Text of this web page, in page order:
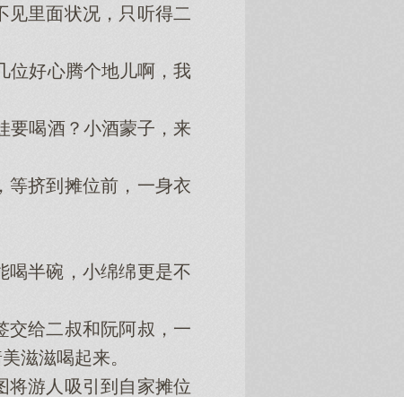
里面状况，只听得二
好心腾个地儿啊，我
喝酒？小酒蒙子，来
挤到摊位前，一身衣
半碗，小绵绵更是不
给二叔和阮阿叔，一
滋滋喝起来。
游人吸引到自家摊位